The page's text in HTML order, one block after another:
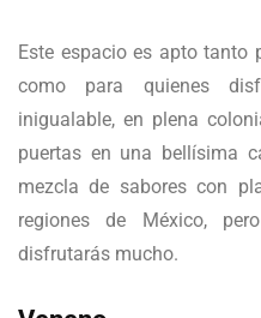
Este espacio es apto
como para quienes
inigualable, en plena
puertas en una bellísima
mezcla de sabores con
regiones de México,
disfrutarás mucho.